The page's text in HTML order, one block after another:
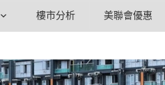
樓市分析 美聯會優惠